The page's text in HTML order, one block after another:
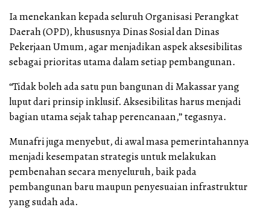
Ia menekankan kepada seluruh Organisasi Perangkat
Daerah (OPD), khususnya Dinas Sosial dan Dinas
Pekerjaan Umum, agar menjadikan aspek aksesibilitas
sebagai prioritas utama dalam setiap pembangunan.
“Tidak boleh ada satu pun bangunan di Makassar yang
luput dari prinsip inklusif. Aksesibilitas harus menjadi
bagian utama sejak tahap perencanaan,” tegasnya.
Munafri juga menyebut, di awal masa pemerintahannya
menjadi kesempatan strategis untuk melakukan
pembenahan secara menyeluruh, baik pada
pembangunan baru maupun penyesuaian infrastruktur
yang sudah ada.